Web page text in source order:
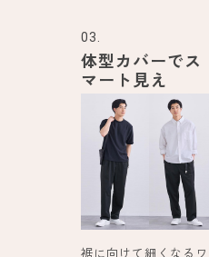
03.
体型カバーでス
マート見え
裾に向けて細くなるワ